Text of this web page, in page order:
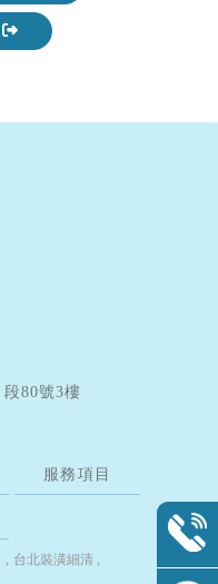
80號3樓
服務項目
台北裝潢細清